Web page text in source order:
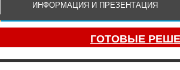
ИНФОРМАЦИЯ И ПРЕЗЕНТАЦИЯ
ГОТОВЫЕ